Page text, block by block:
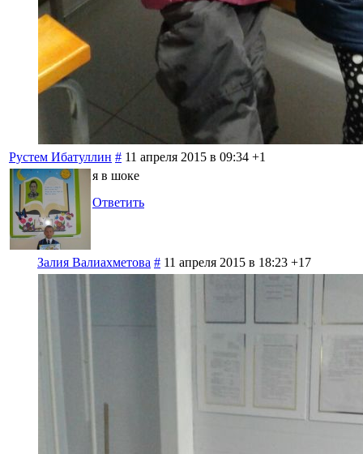
Рустем Ибатуллин # 11 апреля 2015 в 09:34 +1
я в шоке
Ответить
Залия Валиахметова # 11 апреля 2015 в 18:23 +17